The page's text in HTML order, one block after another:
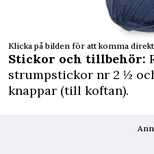
Klicka på bilden för att komma
Stickor och tillbehör:
strumpstickor nr 2 ½
knappar (till koftan).